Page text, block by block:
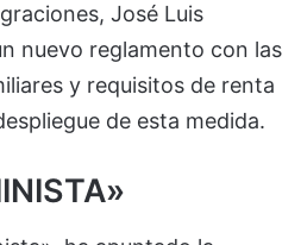
José Luis
nuevo reglamento con las
y requisitos de renta
de esta medida.